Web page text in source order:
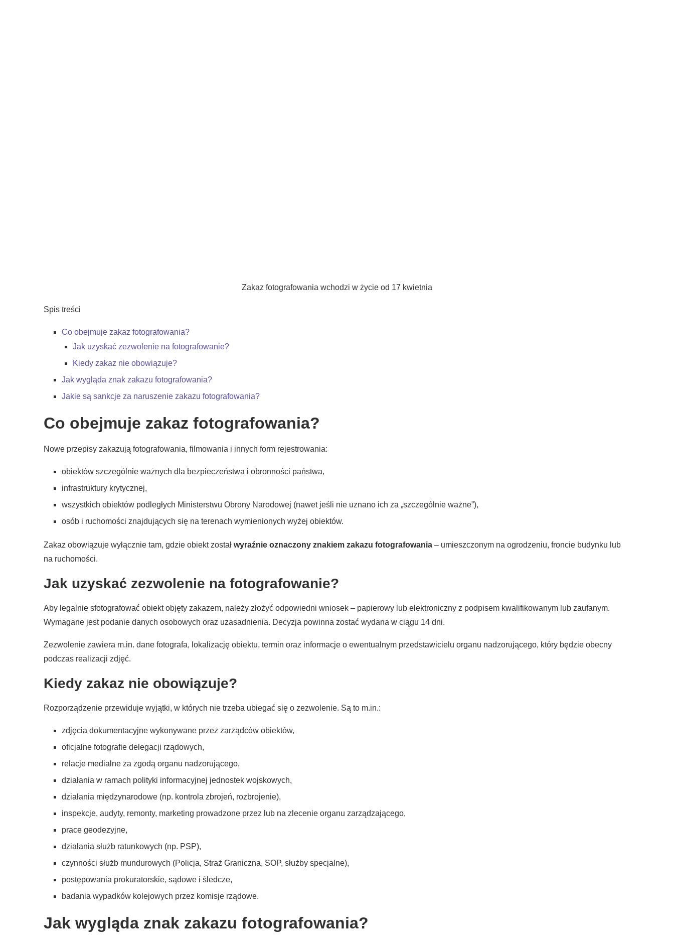
Zakaz fotografowania wchodzi w życie od 17 kwietnia
Spis treści
Co obejmuje zakaz fotografowania?
Jak uzyskać zezwolenie na fotografowanie?
Kiedy zakaz nie obowiązuje?
Jak wygląda znak zakazu fotografowania?
Jakie są sankcje za naruszenie zakazu fotografowania?
Co obejmuje zakaz fotografowania?
Nowe przepisy zakazują fotografowania, filmowania i innych form rejestrowania:
obiektów szczególnie ważnych dla bezpieczeństwa i obronności państwa,
infrastruktury krytycznej,
wszystkich obiektów podległych Ministerstwu Obrony Narodowej (nawet jeśli nie uznano ich za „szczególnie ważne”),
osób i ruchomości znajdujących się na terenach wymienionych wyżej obiektów.
Zakaz obowiązuje wyłącznie tam, gdzie obiekt został wyraźnie oznaczony znakiem zakazu fotografowania – umieszczonym na ogrodzeniu, froncie budynku lub
na ruchomości.
Jak uzyskać zezwolenie na fotografowanie?
Aby legalnie sfotografować obiekt objęty zakazem, należy złożyć odpowiedni wniosek – papierowy lub elektroniczny z podpisem kwalifikowanym lub zaufanym.
Wymagane jest podanie danych osobowych oraz uzasadnienia. Decyzja powinna zostać wydana w ciągu 14 dni.
Zezwolenie zawiera m.in. dane fotografa, lokalizację obiektu, termin oraz informacje o ewentualnym przedstawicielu organu nadzorującego, który będzie obecny
podczas realizacji zdjęć.
Kiedy zakaz nie obowiązuje?
Rozporządzenie przewiduje wyjątki, w których nie trzeba ubiegać się o zezwolenie. Są to m.in.:
zdjęcia dokumentacyjne wykonywane przez zarządców obiektów,
oficjalne fotografie delegacji rządowych,
relacje medialne za zgodą organu nadzorującego,
działania w ramach polityki informacyjnej jednostek wojskowych,
działania międzynarodowe (np. kontrola zbrojeń, rozbrojenie),
inspekcje, audyty, remonty, marketing prowadzone przez lub na zlecenie organu zarządzającego,
prace geodezyjne,
działania służb ratunkowych (np. PSP),
czynności służb mundurowych (Policja, Straż Graniczna, SOP, służby specjalne),
postępowania prokuratorskie, sądowe i śledcze,
badania wypadków kolejowych przez komisje rządowe.
Jak wygląda znak zakazu fotografowania?